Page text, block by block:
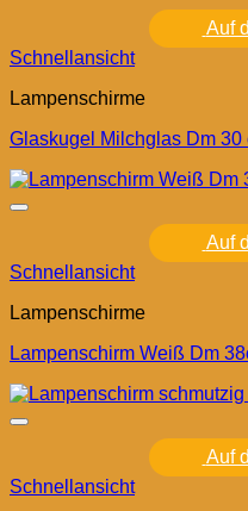
Auf
Schnellansicht
Lampenschirme
Glaskugel Milchglas Dm 30
Auf
Schnellansicht
Lampenschirme
Lampenschirm Weiß Dm
Auf
Schnellansicht